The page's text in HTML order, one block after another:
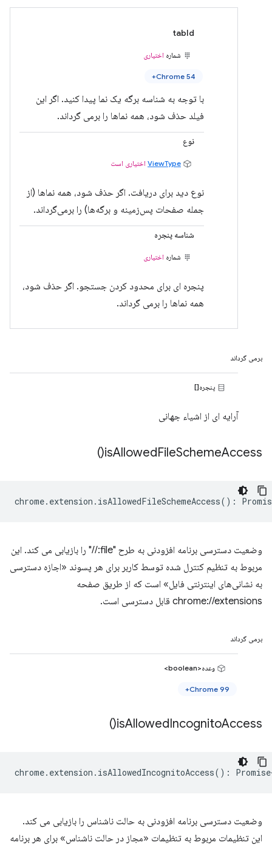
tabId
شماره اختیاری
Chrome 54+
با توجه به شناسه برگه یک نما پیدا کنید. اگر این
فیلد حذف شود، همه نماها را برمی گرداند.
نوع
ViewType اختیاری است
نوع دید برای دریافت. اگر حذف شود، همه نماها (از
جمله صفحات پس‌زمینه و برگه‌ها) را برمی‌گرداند.
شناسه پنجره
شماره اختیاری
پنجره ای برای محدود کردن جستجو. اگر حذف شود،
همه نماها را برمی گرداند.
برمی گرداند
پنجره[]
آرایه ای از اشیاء جهانی
isAllowedFileSchemeAccess(
)
chrome. extension . isAllowedFileSchemeAccess() :
وضعیت دسترسی برنامه افزودنی به طرح "file://" را بازیابی می کند. این
مربوط به تنظیم کنترل شده توسط کاربر برای هر پسوند «اجازه دسترسی
به نشانی‌های اینترنتی فایل» است که از طریق صفحه
chrome://extensions قابل دسترسی است.
برمی گرداند
وعده<boolean>
Chrome 99+
isAllowedIncognitoAccess(
)
chrome. extension . isAllowedIncognitoAccess() :
وضعیت دسترسی برنامه افزودنی به حالت ناشناس را بازیابی می کند.
این تنظیمات مربوط به تنظیمات «مجاز در حالت ناشناس» برای هر برنامه